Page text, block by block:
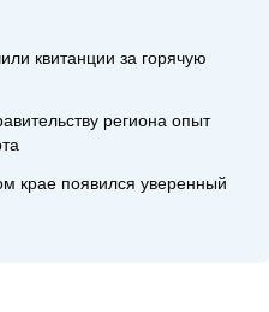
квитанции за горячую
региона опыт
крае появился уверенный